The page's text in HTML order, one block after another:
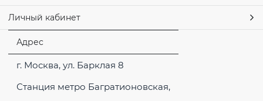
Личный кабинет
Адрес
г. Москва, ул. Барклая 8
Станция метро Багратионовская,